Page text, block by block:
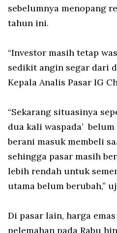
sebelumnya menopang
tahun ini.
“Investor masih tetap
sedikit angin segar dari
Kepala Analis Pasar IG
“Sekarang situasinya
dua kali waspada’ belum
berani masuk membeli
sehingga pasar masih
lebih rendah untuk
utama belum berubah,”
Di pasar lain, harga
pelemahan pada Rabu